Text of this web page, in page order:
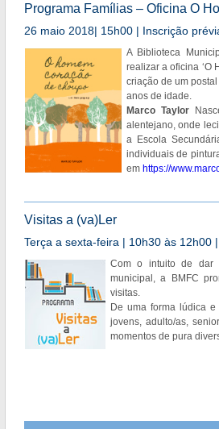
Programa Famílias – Oficina O
26 maio 2018| 15h00 | Inscrição
A Biblioteca
realizar a oficina ‘O
criação de um
anos de idade.
Marco Taylor
alentejano, onde
a Escola
individuais de
em https://
Visitas a (va)Ler
Terça a sexta-feira | 10h30 às 12h00
Com o intuito de dar
municipal, a BMFC
visitas.
De uma forma lúdica e
jovens, adulto/as,
momentos de pura